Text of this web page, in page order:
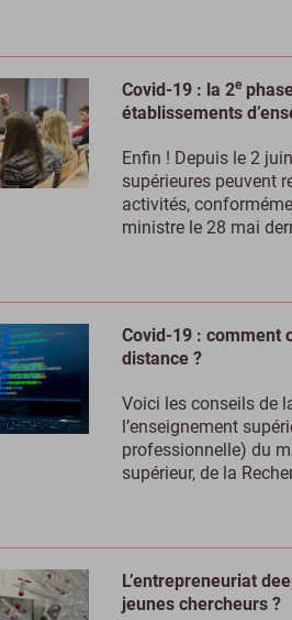
Covid-19 : la 2e
établissements
Enfin ! Depuis le 2
supérieures peuvent
activités,
ministre le 28 mai
Covid-19 : comment
distance ?
Voici les conseils de
l’enseignement
professionnelle) du
supérieur, de la
L’entrepreneuriat
jeunes chercheurs ?